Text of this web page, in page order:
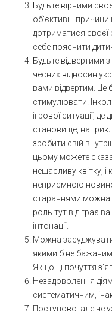
Будьте вірними
об’єктивні причини
дотриматися своєї
себе пояснити
Будьте відвертими
чесних відносин
вами відвертим.
стимулювати.
ігрової ситуації,
становище,
зробити свій
цьому можете
нещасливу квітку,
неприємною
стараннями можна
роль тут відіграє
інтонації.
Можна засуджувати
якими б не
Якщо ці почуття
Незадоволення
систематичним,
Поступово, але не